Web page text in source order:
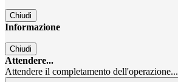
Chiudi
Informazione
Chiudi
Attendere...
Attendere il completamento dell'operazione...